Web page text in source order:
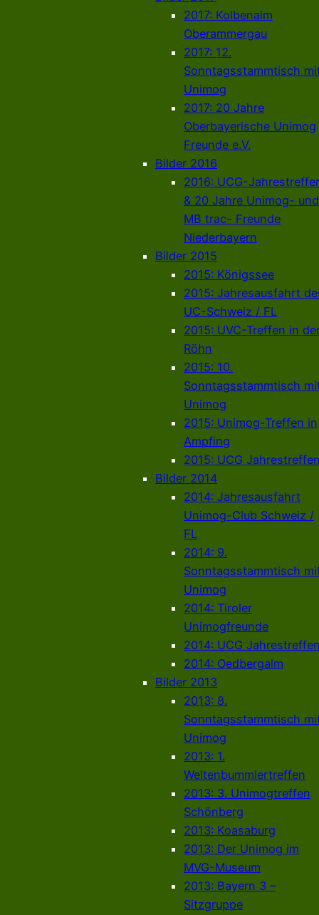
2017: Kolbenalm
Oberammergau
2017: 12.
Sonntagsstammtisch
Unimog
2017: 20 Jahre
Oberbayerische Unimog
Freunde e.V.
Bilder 2016
2016: UCG-
& 20 Jahre Unimog- und
MB trac- Freunde
Niederbayern
Bilder 2015
2015: Königssee
2015: Jahresausfahrt
UC-Schweiz / FL
2015: UVC-Treffen in
Röhn
2015: 10.
Sonntagsstammtisch
Unimog
2015: Unimog-Treffen in
Ampfing
2015: UCG
Bilder 2014
2014: Jahresausfahrt
Unimog-Club Schweiz /
FL
2014: 9.
Sonntagsstammtisch
Unimog
2014: Tiroler
Unimogfreunde
2014: UCG
2014: Oedbergalm
Bilder 2013
2013: 8.
Sonntagsstammtisch
Unimog
2013: 1.
Weltenbummlertreffen
2013: 3. Unimogtreffen
Schönberg
2013: Koasaburg
2013: Der Unimog im
MVG-Museum
2013: Bayern 3 –
Sitzgruppe